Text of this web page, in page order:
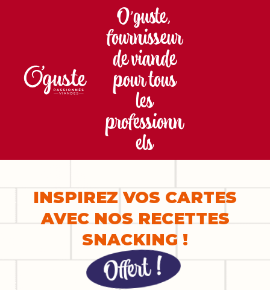
O’guste,
fournisseur
de viande
pour tous
les
professionn
els
INSPIREZ VOS CARTES
AVEC NOS RECETTES
SNACKING !
Offert !